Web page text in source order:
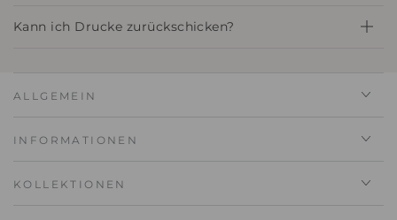
Kann ich Drucke zurückschicken?
ALLGEMEIN
INFORMATIONEN
KOLLEKTIONEN